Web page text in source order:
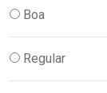
Boa
Regular